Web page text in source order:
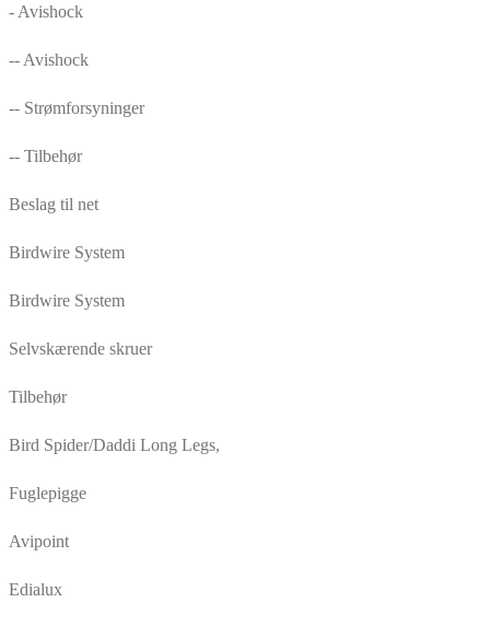
- Avishock
-- Avishock
-- Strømforsyninger
-- Tilbehør
Beslag til net
Birdwire System
Birdwire System
Selvskærende skruer
Tilbehør
Bird Spider/Daddi Long Legs,
Fuglepigge
Avipoint
Edialux